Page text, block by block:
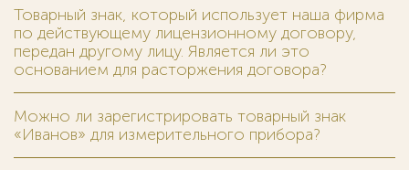
Товарный знак, который использует наша фирма
по действующему лицензионному договору,
передан другому лицу. Является ли это
основанием для расторжения договора?
Можно ли зарегистрировать товарный знак
«Иванов» для измерительного прибора?